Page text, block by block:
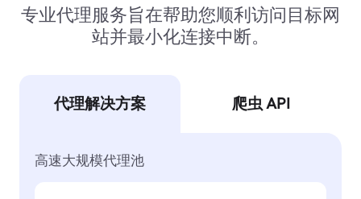
专业代理服务旨在帮助您顺利访问目标网
站并最小化连接中断。
代理解决方案 爬虫 API
高速大规模代理池